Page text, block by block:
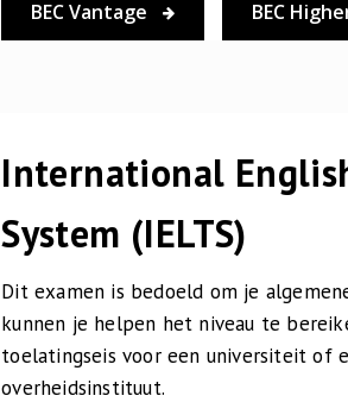
BEC Vantage BEC
International
System (IELTS)
Dit examen is bedoeld om je
kunnen je helpen het niveau te
toelatingseis voor een universiteit of
overheidsinstituut.